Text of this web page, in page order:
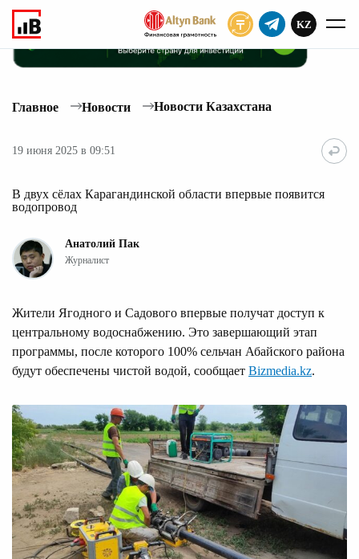
KZ
Главное Новости Новости Казахстана
19 июня 2025 в 09:51
В двух сёлах Карагандинской области впервые появится
водопровод
Анатолий Пак
Журналист
Жители Ягодного и Садового впервые получат доступ к
центральному водоснабжению. Это завершающий этап
программы, после которого 100% сельчан Абайского района
будут обеспечены чистой водой, сообщает Bizmedia.kz.